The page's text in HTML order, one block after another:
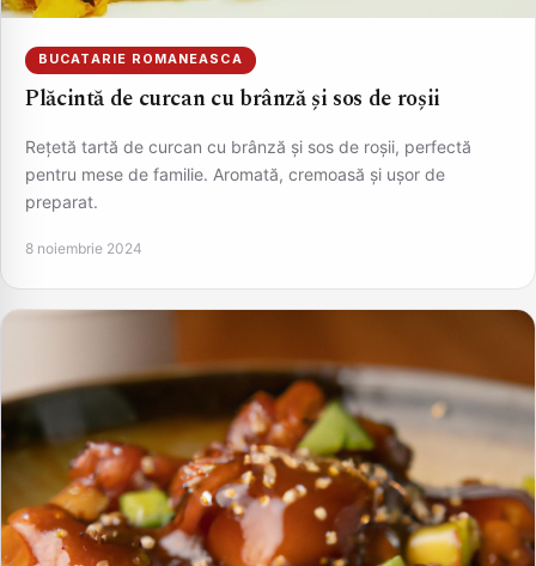
BUCATARIE ROMANEASCA
Plăcintă de curcan cu brânză și sos de roșii
Rețetă tartă de curcan cu brânză și sos de roșii, perfectă
pentru mese de familie. Aromată, cremoasă și ușor de
preparat.
8 noiembrie 2024